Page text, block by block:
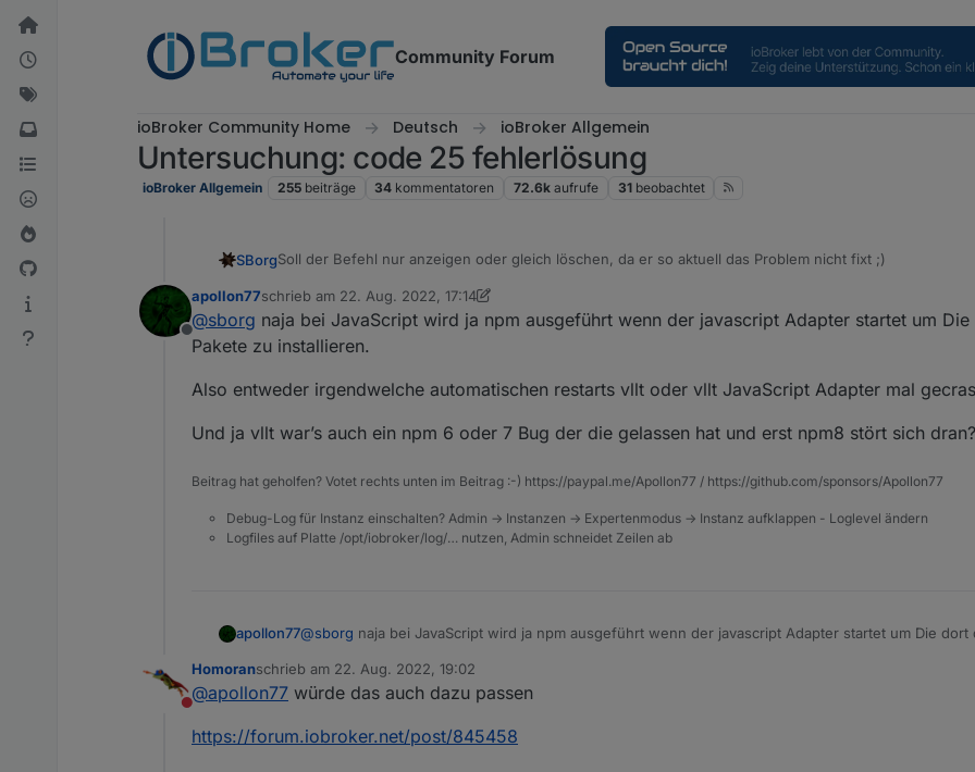
Weiter zum Inhalt
Community Forum
ioBroker Community Home Deutsch ioBroker Allgemein
Untersuchung: code 25 fehlerlösung
ioBroker Allgemein 255 beiträge 34 kommentatoren 72.6k aufrufe 31 beobachtet
SBorgSoll der Befehl nur anzeigen oder gleich löschen, da er so aktuell das Problem nicht fixt ;)
@apollon77Ich habe mal den Befehl a bisserl modifiziert. Bei mir gibt es diese Tmp-Verzeichnisse
Oktober 2021 (nein, kein Schreibfehler).
Was aber IMHO interessanter ist:
drwxrwxr-x+ 2 iobroker iobroker 4096 Aug 15 05:11 ./iobroker.javascript/
drwxrwxr-x+ 2 iobroker iobroker 4096 Aug 15 05:11 ./iobroker.javascript/
drwxrwxr-x+ 2 iobroker iobroker 4096 Aug 15 05:11 ./iobroker.javascript/
drwxrwxr-x+ 7 iobroker iobroker 4096 Aug 15 05:11 ./iobroker.javascript/
Ich habe ganz bestimmt nix morgens um 05:11 Uhr "angestellt". Spricht ein wenig gegen die reine
fände ich das bedenklich, wenn sich NPM solch Freiheiten herausnehmen würde ( ;) )?
Offline
apollon77schrieb am 22. Aug. 2022, 17:14
zuletzt editiert von apollon77
@sborg naja bei JavaScript wird ja npm ausgeführt wenn der javascript Adapter startet um
Pakete zu installieren.
Also entweder irgendwelche automatischen restarts vllt oder vllt JavaScript Adapter mal
Und ja vllt war’s auch ein npm 6 oder 7 Bug der die gelassen hat und erst npm8 stört sich dran?
Beitrag hat geholfen? Votet rechts unten im Beitrag :-) https://paypal.me/Apollon77 / https://github.com/sponsors/Apollon77
Debug-Log für Instanz einschalten? Admin -> Instanzen -> Expertenmodus -> Instanz aufklappen - Loglevel ändern
Logfiles auf Platte /opt/iobroker/log/… nutzen, Admin schneidet Zeilen ab
apollon77@sborg naja bei JavaScript wird ja npm ausgeführt wenn der javascript Adapter startet um Die
Also entweder irgendwelche automatischen restarts vllt oder vllt JavaScript Adapter mal gecrasht
Nicht stören
Homoranschrieb am 22. Aug. 2022, 19:02
zuletzt editiert von
@apollon77 würde das auch dazu passen
https://forum.iobroker.net/post/845458